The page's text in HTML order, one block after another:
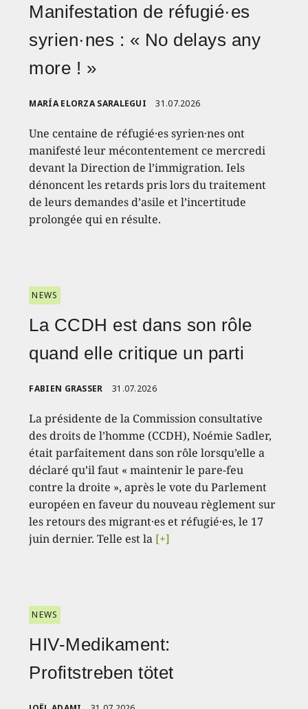
Manifestation de réfugié·es
syrien·nes : « No delays any
more ! »
MARÍA ELORZA SARALEGUI 31.07.2026
Une centaine de réfugié·es syrien·nes ont
manifesté leur mécontentement ce mercredi
devant la Direction de l’immigration. Iels
dénoncent les retards pris lors du traitement
de leurs demandes d’asile et l’incertitude
prolongée qui en résulte.
NEWS
La CCDH est dans son rôle
quand elle critique un parti
FABIEN GRASSER 31.07.2026
La présidente de la Commission consultative
des droits de l’homme (CCDH), Noémie Sadler,
était parfaitement dans son rôle lorsqu’elle a
déclaré qu’il faut « maintenir le pare-feu
contre la droite », après le vote du Parlement
européen en faveur du nouveau règlement sur
les retours des migrant·es et réfugié·es, le 17
juin dernier. Telle est la [+]
NEWS
HIV-Medikament:
Profitstreben tötet